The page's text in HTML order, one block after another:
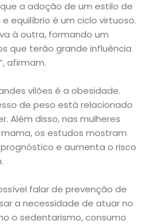
a adoção de um estilo de
equilíbrio é um ciclo virtuoso.
à outra, formando um
que terão grande influência
afirmam.
vilões é a obesidade.
de peso está relacionado
Além disso, nas mulheres
os estudos mostram
e aumenta o risco
falar de prevenção de
a necessidade de atuar no
o sedentarismo, consumo